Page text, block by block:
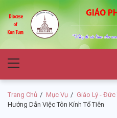
to
navigation
to
content
Giáo
Menu
Trang Chủ Mục Vụ
Giáo Lý - Đức
Hướng Dẫn Việc Tôn Kính Tổ Tiên